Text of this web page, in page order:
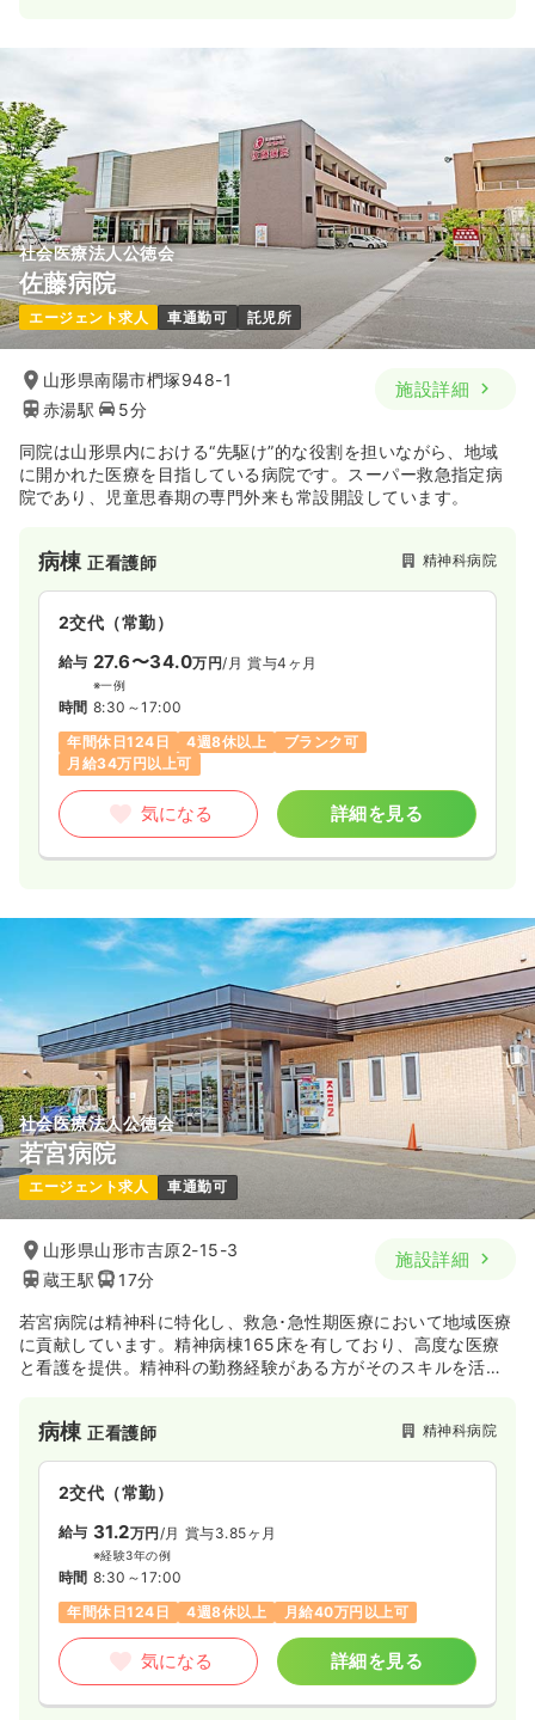
1,050〜1,800
時給1,800円以上可
気になる 詳細を見る
社会医療法人公徳会
佐藤病院
エージェント求人 車通勤可 託児所
山形県南陽市椚塚948-1
赤湯駅
5分
施設詳細
同院は山形県内における“先駆け”的な役割を担いながら、地域
に開かれた医療を目指している病院です。スーパー救急指定病
院であり、児童思春期の専門外来も常設開設しています。
病棟正看護師 精神科病院
2交代（常勤）
給与 27.6〜34.0万円/月 賞与4ヶ月
※一例
時間 8:30～17:00
年間休日124日
4週8休以上
ブランク可
月給34万円以上可
気になる 詳細を見る
社会医療法人公徳会
若宮病院
エージェント求人 車通勤可
山形県山形市吉原2-15-3
蔵王駅
17分
施設詳細
若宮病院は精神科に特化し、救急･急性期医療において地域医療
に貢献しています。精神病棟165床を有しており、高度な医療
と看護を提供。精神科の勤務経験がある方がそのスキルを活か
病棟正看護師 精神科病院
2交代（常勤）
給与 31.2万円 /月 賞与3.85ヶ月
※経験3年の例
時間 8:30～17:00
年間休日124日
4週8休以上 月給40万円以上可
気になる 詳細を見る